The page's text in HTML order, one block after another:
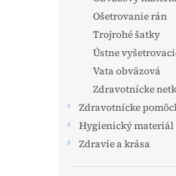
Ošetrovanie rán
Trojrohé šatky
Ústne
Vata obväzová
Zdravotnícke
Zdravotnícke
Hygienický materiál
Zdravie a krása